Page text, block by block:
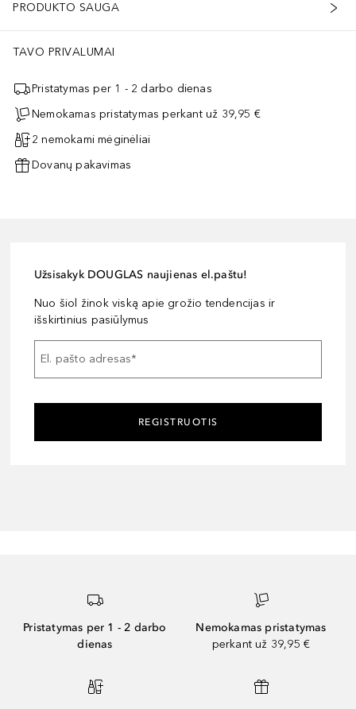
PRODUKTO SAUGA
TAVO PRIVALUMAI
Pristatymas per 1 - 2 darbo dienas
Nemokamas pristatymas perkant už 39,95 €
2 nemokami mėginėliai
Dovanų pakavimas
Užsisakyk DOUGLAS naujienas el.paštu!
Nuo šiol žinok viską apie grožio tendencijas ir
išskirtinius pasiūlymus
El. pašto adresas*
REGISTRUOTIS
Pristatymas per 1 - 2 darbo
dienas
Nemokamas pristatymas
perkant už 39,95 €